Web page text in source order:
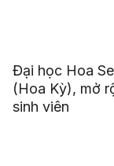
Đại học Hoa
(Hoa Kỳ), mở
sinh viên